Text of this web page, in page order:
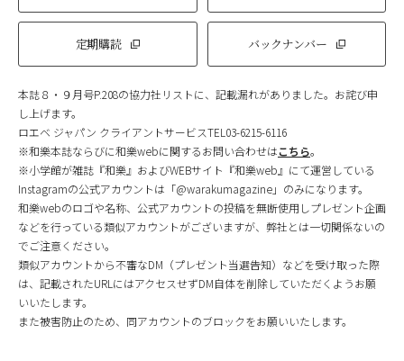
定期購読 バックナンバー
本誌８・９月号P.208の協力社リストに、記載漏れがありました。お詫び申
し上げます。
ロエベ ジャパン クライアントサービスTEL03-6215-6116
※和樂本誌ならびに和樂webに関するお問い合わせはこちら。
※小学館が雑誌『和樂』およびWEBサイト『和樂web』にて運営している
Instagramの公式アカウントは「@warakumagazine」のみになります。
和樂webのロゴや名称、公式アカウントの投稿を無断使用しプレゼント企画
などを行っている類似アカウントがございますが、弊社とは一切関係ないの
でご注意ください。
類似アカウントから不審なDM（プレゼント当選告知）などを受け取った際
は、記載されたURLにはアクセスせずDM自体を削除していただくようお願
いいたします。
また被害防止のため、同アカウントのブロックをお願いいたします。